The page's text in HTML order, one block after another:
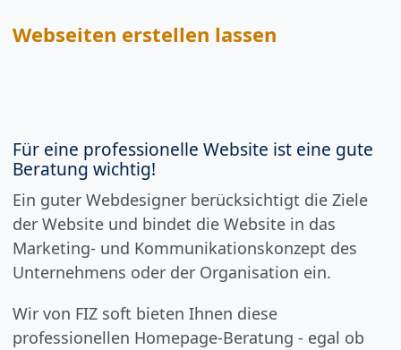
Webseiten erstellen lassen
Für eine professionelle Website ist eine gute
Beratung wichtig!
Ein guter Webdesigner berücksichtigt die Ziele
der Website und bindet die Website in das
Marketing- und Kommunikationskonzept des
Unternehmens oder der Organisation ein.
Wir von FIZ soft bieten Ihnen diese
professionellen Homepage-Beratung - egal ob